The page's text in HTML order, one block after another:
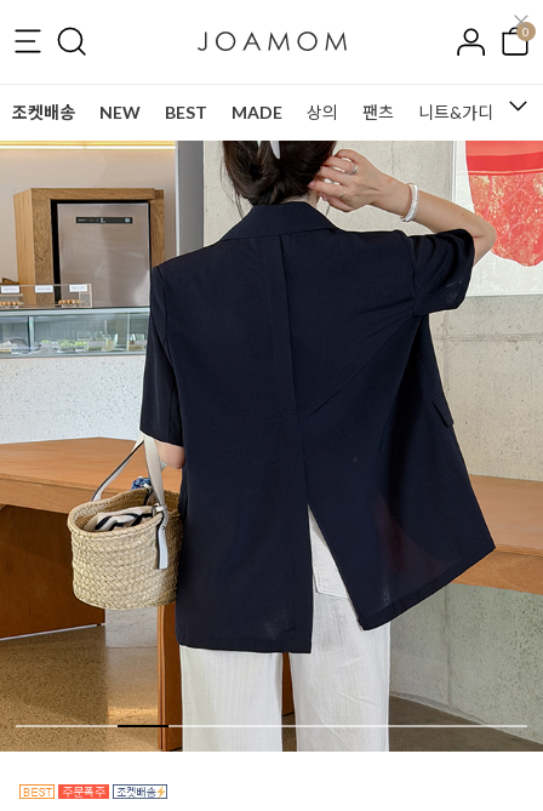
0
조켓배송 NEW BEST MADE 상의 팬츠 니트&가디건